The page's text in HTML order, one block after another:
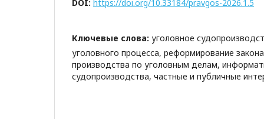
DOI: https://doi.org/10.33184/pravgos-2026.1.5
Ключевые слова: уголовное
уголовного процесса, реформирование
производства по уголовным делам,
судопроизводства, частные и публичные